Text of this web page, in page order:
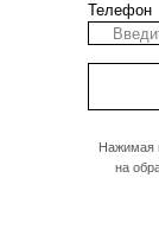
Телефон
Нажимая
на